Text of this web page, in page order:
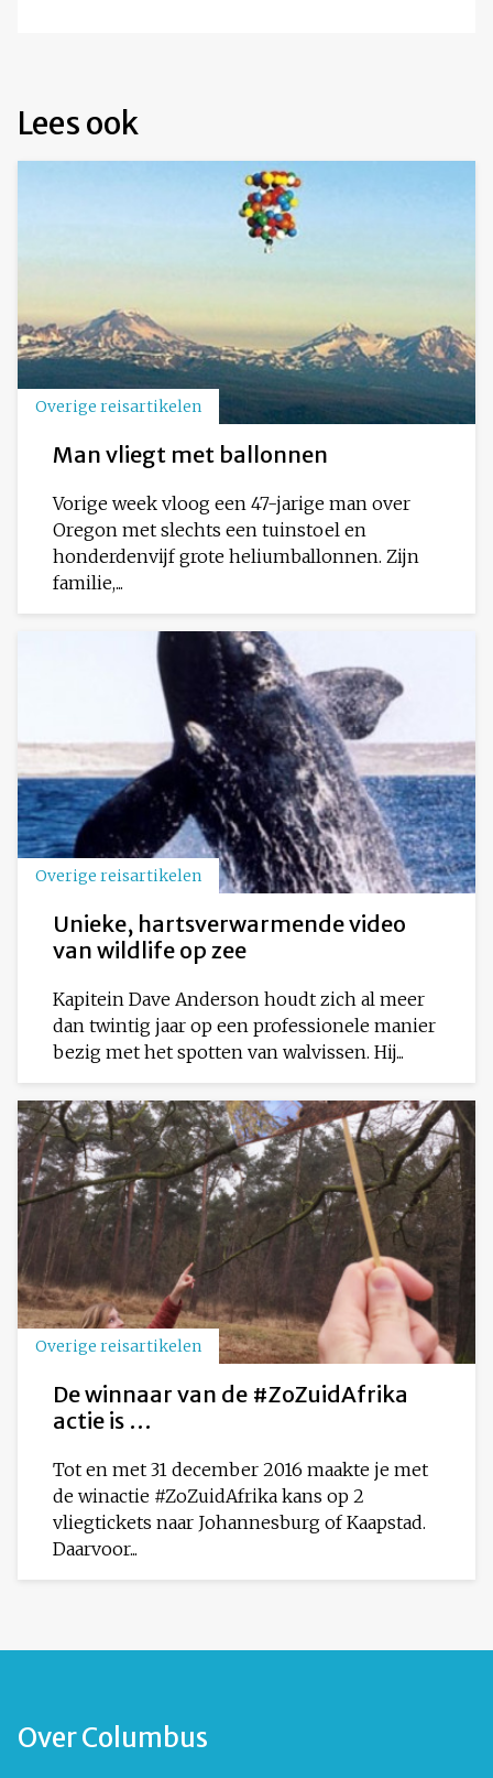
Lees ook
Overige reisartikelen
Man vliegt met ballonnen
Vorige week vloog een 47-jarige man over
Oregon met slechts een tuinstoel en
honderdenvijf grote heliumballonnen. Zijn
familie,...
Overige reisartikelen
Unieke, hartsverwarmende video
van wildlife op zee
Kapitein Dave Anderson houdt zich al meer
dan twintig jaar op een professionele manier
bezig met het spotten van walvissen. Hij...
Overige reisartikelen
De winnaar van de #ZoZuidAfrika
actie is …
Tot en met 31 december 2016 maakte je met
de winactie #ZoZuidAfrika kans op 2
vliegtickets naar Johannesburg of Kaapstad.
Daarvoor...
Over Columbus